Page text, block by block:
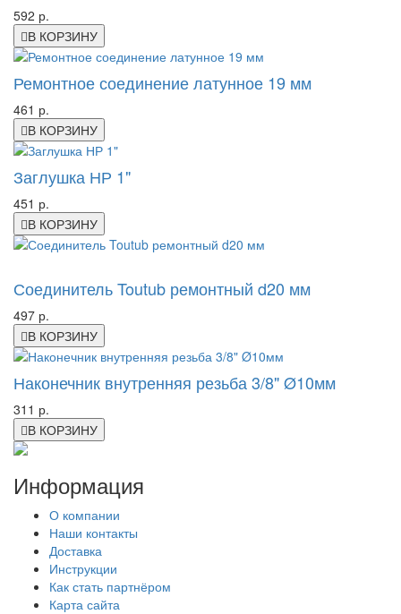
592 р.
В КОРЗИНУ
Ремонтное соединение латунное 19 мм
461 р.
В КОРЗИНУ
Заглушка НР 1"
451 р.
В КОРЗИНУ
Соединитель Toutub ремонтный d20 мм
497 р.
В КОРЗИНУ
Наконечник внутренняя резьба 3/8" Ø10мм
311 р.
В КОРЗИНУ
Информация
О компании
Наши контакты
Доставка
Инструкции
Как стать партнёром
Карта сайта